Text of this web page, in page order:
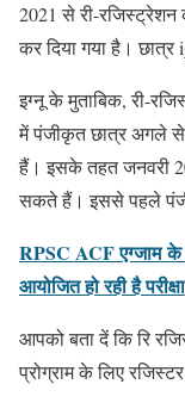
2021 से री-रजिस्ट्रेशन
कर दिया गया है।
इग्नू के मुताबिक, री-
में पंजीकृत छात्र अगले
हैं। इसके तहत जनवरी
सकते हैं। इससे पहले
RPSC ACF एग्जाम के
आयोजित हो रही है परीक्षा
आपको बता दें कि रि
प्रोग्राम के लिए